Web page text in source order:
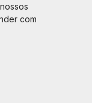
com